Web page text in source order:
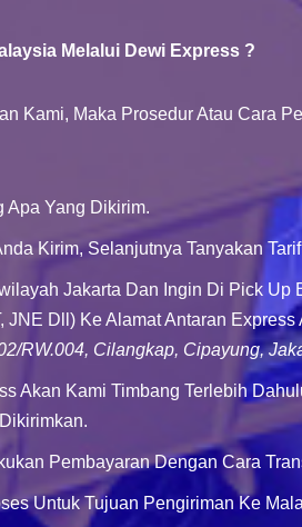
Melalui Dewi Express ?
Kami, Maka Prosedur Atau Cara
Apa Yang Dikirim.
Kirim, Selanjutnya Tanyakan
Jakarta Dan Ingin Di Pick
Dll) Ke Alamat Antaran
RW.004, Cilangkap, Cipayung,
Akan Kami Timbang Terlebih
Pembayaran Dengan Cara
Untuk Tujuan Pengiriman Ke